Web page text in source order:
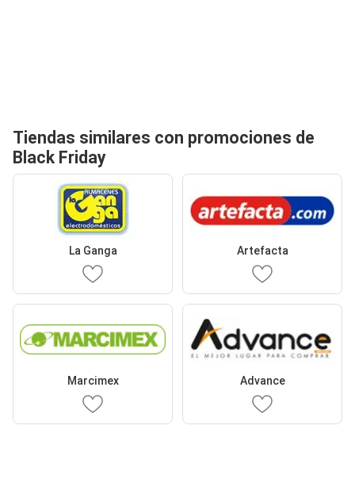
Tiendas similares con promociones de
Black Friday
La Ganga Artefacta
Marcimex Advance